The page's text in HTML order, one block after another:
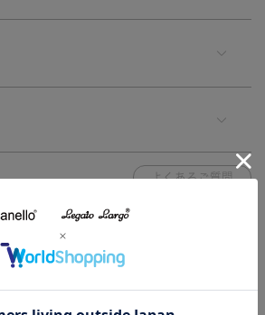
よくあるご質問